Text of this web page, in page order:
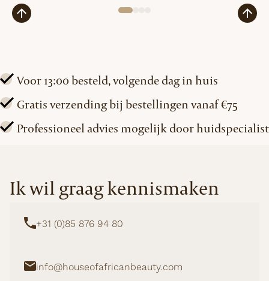
Voor 13:00 besteld, volgende dag in huis
Gratis verzending bij bestellingen vanaf €75
Professioneel advies mogelijk door huidspecialist
Ik wil graag kennismaken
+31 (0)85 876 94 80
info@houseofafricanbeauty.com